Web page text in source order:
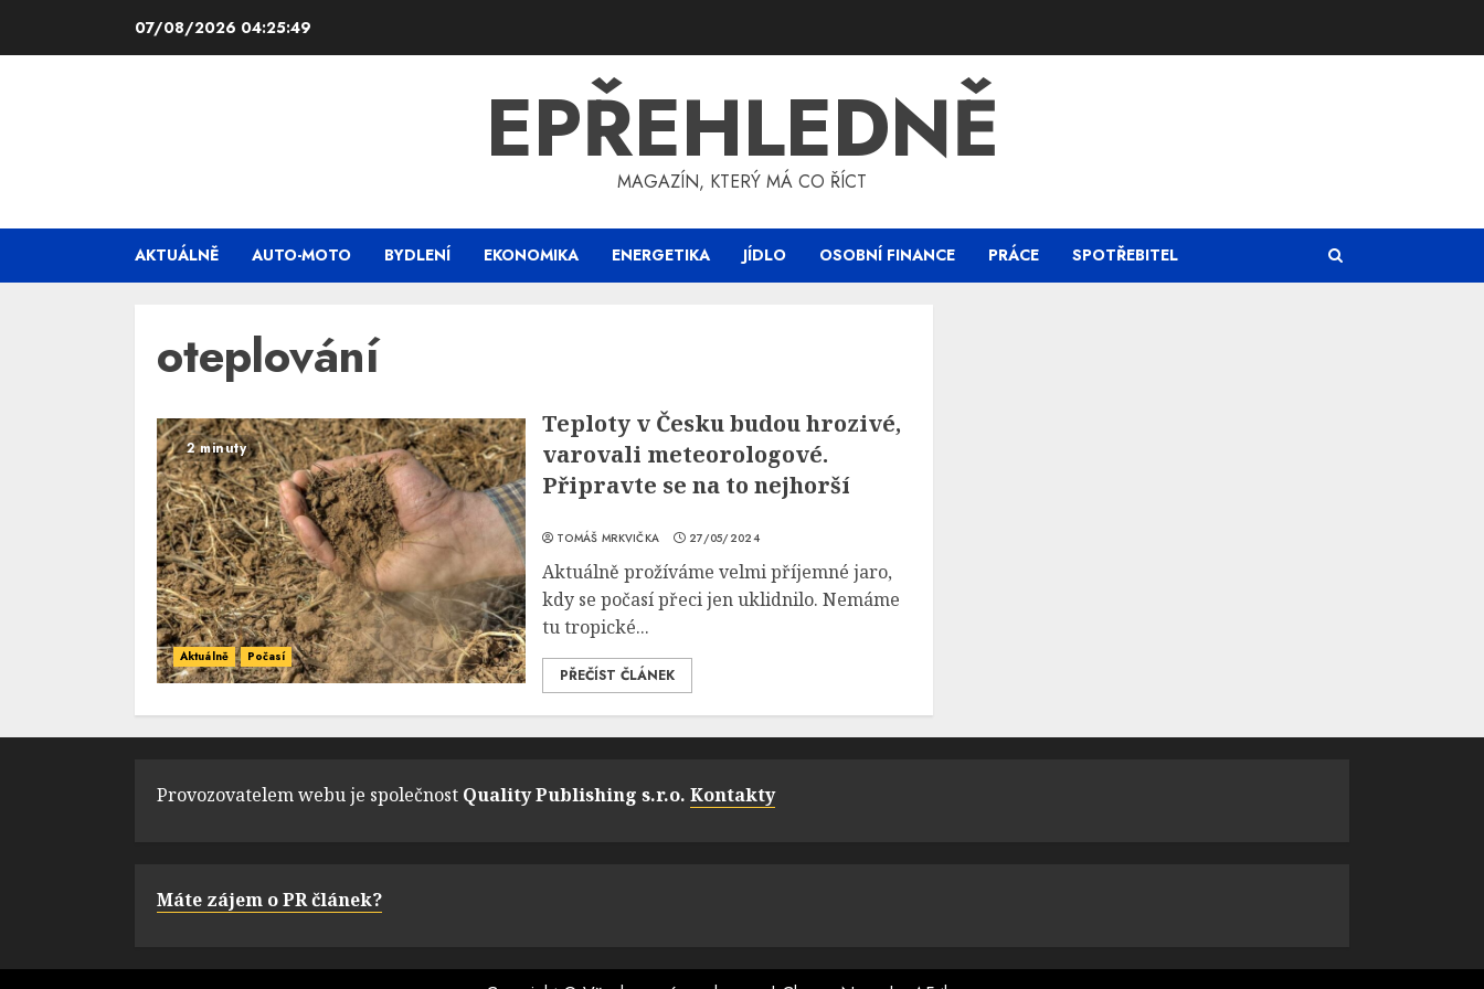
07/08/2026 04:25:50
EPŘEHLEDNĚ
MAGAZÍN, KTERÝ MÁ CO ŘÍCT
AKTUÁLNĚ AUTO-MOTO BYDLENÍ EKONOMIKA ENERGETIKA JÍDLO OSOBNÍ FINANCE PRÁCE SPOTŘEBITEL
oteplování
2 minuty
Aktuálně Počasí
Teploty v Česku budou hrozivé,
varovali meteorologové.
Připravte se na to nejhorší
TOMÁŠ MRKVIČKA 27/05/2024
Aktuálně prožíváme velmi příjemné jaro,
kdy se počasí přeci jen uklidnilo. Nemáme
tu tropické...
PŘEČÍST ČLÁNEK
Provozovatelem webu je společnost Quality Publishing s.r.o. Kontakty
Máte zájem o PR článek?